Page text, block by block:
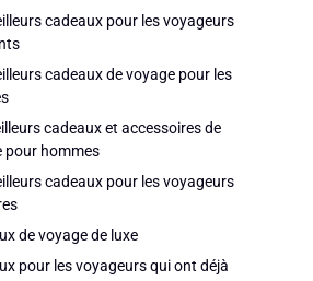
cadeaux pour les voyageurs
cadeaux de voyage pour les
cadeaux et accessoires de
pour hommes
cadeaux pour les voyageurs
de voyage de luxe
pour les voyageurs qui ont déjà